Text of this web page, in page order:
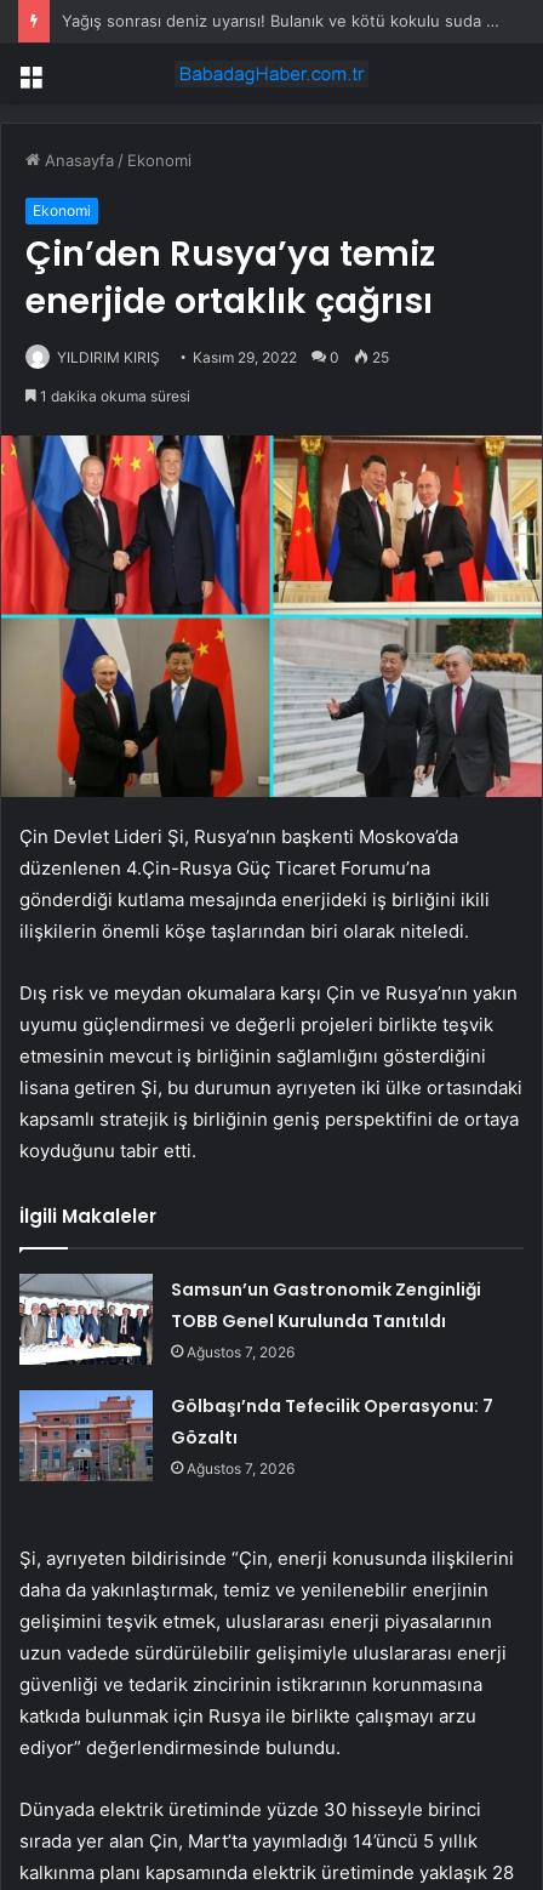
Yağış sonrası deniz uyarısı! Bulanık ve kötü kokulu suda yüzmeyin
Menü
Anasayfa / Ekonomi
Ekonomi
Çin’den Rusya’ya temiz
enerjide ortaklık çağrısı
YILDIRIM KIRIŞ Kasım 29, 2022 0 25
1 dakika okuma süresi
Çin Devlet Lideri Şi, Rusya’nın başkenti Moskova’da
düzenlenen 4.Çin-Rusya Güç Ticaret Forumu’na
gönderdiği kutlama mesajında enerjideki iş birliğini ikili
ilişkilerin önemli köşe taşlarından biri olarak niteledi.
Dış risk ve meydan okumalara karşı Çin ve Rusya’nın yakın
uyumu güçlendirmesi ve değerli projeleri birlikte teşvik
etmesinin mevcut iş birliğinin sağlamlığını gösterdiğini
lisana getiren Şi, bu durumun ayrıyeten iki ülke ortasındaki
kapsamlı stratejik iş birliğinin geniş perspektifini de ortaya
koyduğunu tabir etti.
İlgili Makaleler
Samsun’un Gastronomik Zenginliği
TOBB Genel Kurulunda Tanıtıldı
Ağustos 7, 2026
Gölbaşı’nda Tefecilik Operasyonu: 7
Gözaltı
Ağustos 7, 2026
Şi, ayrıyeten bildirisinde “Çin, enerji konusunda ilişkilerini
daha da yakınlaştırmak, temiz ve yenilenebilir enerjinin
gelişimini teşvik etmek, uluslararası enerji piyasalarının
uzun vadede sürdürülebilir gelişimiyle uluslararası enerji
güvenliği ve tedarik zincirinin istikrarının korunmasına
katkıda bulunmak için Rusya ile birlikte çalışmayı arzu
ediyor” değerlendirmesinde bulundu.
Dünyada elektrik üretiminde yüzde 30 hisseyle birinci
sırada yer alan Çin, Mart’ta yayımladığı 14’üncü 5 yıllık
kalkınma planı kapsamında elektrik üretiminde yaklaşık 28